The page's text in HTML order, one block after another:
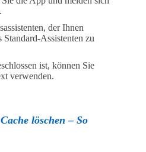
der Ihnen
Assistenten zu
ist, können Sie
verwenden.
löschen – So